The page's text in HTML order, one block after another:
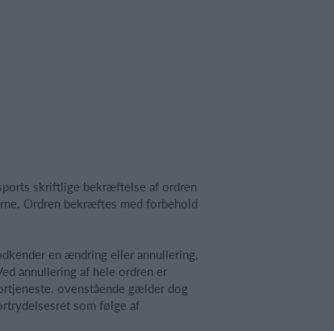
skriftlige bekræftelse af ordren
Ordren bekræftes med forbehold
en ændring eller annullering,
annullering af hele ordren er
ovenstående gælder dog
som følge af